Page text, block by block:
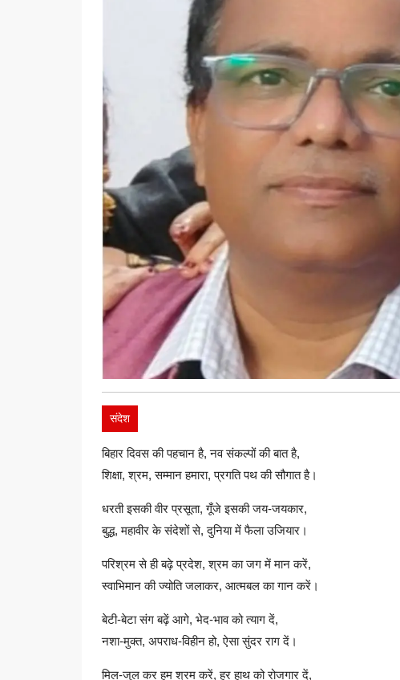
संदेश
बिहार दिवस की पहचान है, नव संकल्पों की बात है,
शिक्षा, श्रम, सम्मान हमारा, प्रगति पथ की सौगात है।
धरती इसकी वीर प्रसूता, गूँजे इसकी जय-जयकार,
बुद्ध, महावीर के संदेशों से, दुनिया में फैला उजियार।
परिश्रम से ही बढ़े प्रदेश, श्रम का जग में मान करें,
स्वाभिमान की ज्योति जलाकर, आत्मबल का गान करें।
बेटी-बेटा संग बढ़ें आगे, भेद-भाव को त्याग दें,
नशा-मुक्त, अपराध-विहीन हो, ऐसा सुंदर राग दें।
मिल-जुल कर हम श्रम करें, हर हाथ को रोजगार दें,